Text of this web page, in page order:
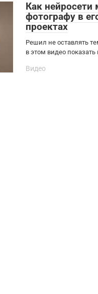
Как нейросети
фотографу в
проектах
Решил не оставлять
в этом видео
Видео